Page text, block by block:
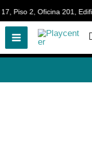
Piso 2, Oficina 201,
Ir
al
contenido
🎲¡Descubre
ofertas!🎲